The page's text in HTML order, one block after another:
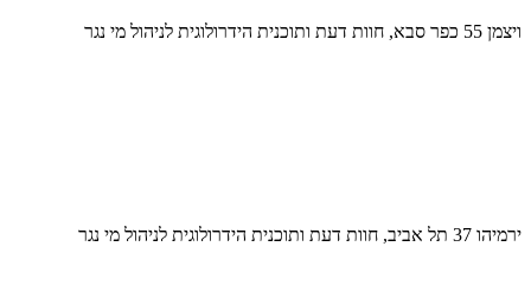
ויצמן 55 כפר סבא, חוות דעת ותוכנית הידרולוגית לניהול מי נגר
ירמיהו 37 תל אביב, חוות דעת ותוכנית הידרולוגית לניהול מי נגר